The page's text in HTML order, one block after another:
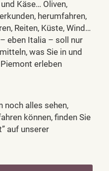
Käse… Oliven,
herumfahren,
Reiten, Küste, Wind…
eben Italia – soll nur
was Sie in und
erleben
noch alles sehen,
können, finden Sie
auf unserer